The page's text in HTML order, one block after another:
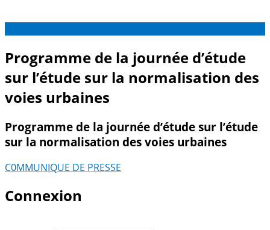
Programme de la journée d’étude
sur l’étude sur la normalisation des
voies urbaines
Programme de la journée d’étude sur l’étude
sur la normalisation des voies urbaines
C0MMUNIQUE DE PRESSE
Connexion